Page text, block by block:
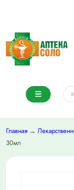
Главная →
30мл